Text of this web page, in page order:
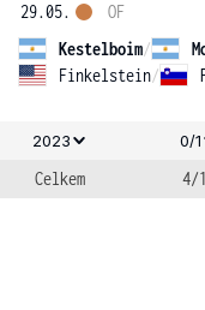
29.05.
Kestelboim/
Finkelstein/
OF
2023 0/1
Celkem 4/